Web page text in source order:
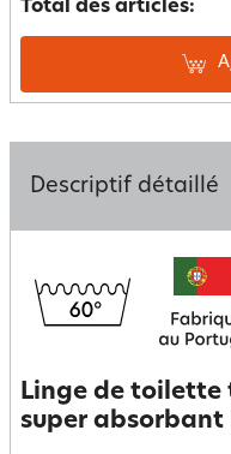
Total des articles:
Descriptif détaillé
Linge de toilette
super absorbant